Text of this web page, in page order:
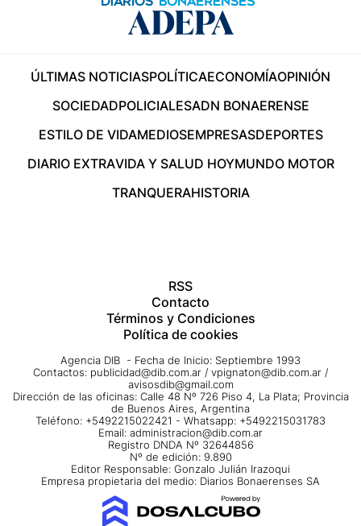
ÚLTIMAS NOTICIASPOLÍTICAECONOMÍAOPINIÓN
SOCIEDADPOLICIALESADN BONAERENSE
ESTILO DE VIDAMEDIOSEMPRESASDEPORTES
DIARIO EXTRAVIDA Y SALUD HOYMUNDO MOTOR
TRANQUERAHISTORIA
RSS
Contacto
Términos y Condiciones
Política de cookies
Agencia DIB - Fecha de Inicio: Septiembre 1993
Contactos: publicidad@dib.com.ar / vpignaton@dib.com.ar /
avisosdib@gmail.com
Dirección de las oficinas: Calle 48 Nº 726 Piso 4, La Plata; Provincia
de Buenos Aires, Argentina
Teléfono: +5492215022421 - Whatsapp: +5492215031783
Email: administracion@dib.com.ar
Registro DNDA Nº 32644856
Nº de edición: 9.890
Editor Responsable: Gonzalo Julián Irazoqui
Empresa propietaria del medio: Diarios Bonaerenses SA